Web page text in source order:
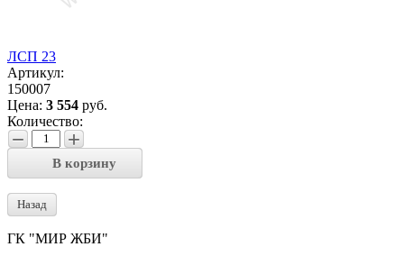
ЛСП 23
Артикул:
150007
Цена: 3 554 руб.
Количество:
− +
В корзину
Назад
ГК "МИР ЖБИ"